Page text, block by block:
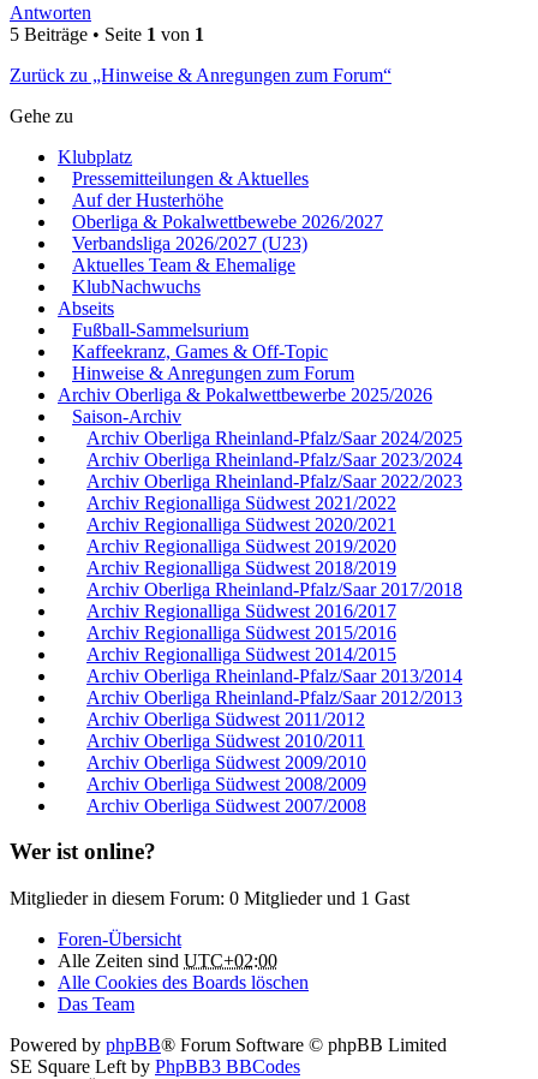
Antworten
5 Beiträge • Seite 1 von 1
Zurück zu „Hinweise & Anregungen zum Forum“
Gehe zu
Klubplatz
Pressemitteilungen & Aktuelles
Auf der Husterhöhe
Oberliga & Pokalwettbewebe 2026/2027
Verbandsliga 2026/2027 (U23)
Aktuelles Team & Ehemalige
KlubNachwuchs
Abseits
Fußball-Sammelsurium
Kaffeekranz, Games & Off-Topic
Hinweise & Anregungen zum Forum
Archiv Oberliga & Pokalwettbewerbe 2025/2026
Saison-Archiv
Archiv Oberliga Rheinland-Pfalz/Saar 2024/2025
Archiv Oberliga Rheinland-Pfalz/Saar 2023/2024
Archiv Oberliga Rheinland-Pfalz/Saar 2022/2023
Archiv Regionalliga Südwest 2021/2022
Archiv Regionalliga Südwest 2020/2021
Archiv Regionalliga Südwest 2019/2020
Archiv Regionalliga Südwest 2018/2019
Archiv Oberliga Rheinland-Pfalz/Saar 2017/2018
Archiv Regionalliga Südwest 2016/2017
Archiv Regionalliga Südwest 2015/2016
Archiv Regionalliga Südwest 2014/2015
Archiv Oberliga Rheinland-Pfalz/Saar 2013/2014
Archiv Oberliga Rheinland-Pfalz/Saar 2012/2013
Archiv Oberliga Südwest 2011/2012
Archiv Oberliga Südwest 2010/2011
Archiv Oberliga Südwest 2009/2010
Archiv Oberliga Südwest 2008/2009
Archiv Oberliga Südwest 2007/2008
Wer ist online?
Mitglieder in diesem Forum: 0 Mitglieder und 1 Gast
Foren-Übersicht
Alle Zeiten sind UTC+02:00
Alle Cookies des Boards löschen
Das Team
Powered by phpBB® Forum Software © phpBB Limited
SE Square Left by PhpBB3 BBCodes